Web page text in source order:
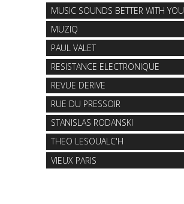
MUSIC SOUNDS BETTER WITH YOU
MUZIQ
PAUL VALET
RESISTANCE ELECTRONIQUE
REVUE DERIVE
RUE DU PRESSOIR
STANISLAS RODANSKI
THEO LESOUALC'H
VIEUX PARIS